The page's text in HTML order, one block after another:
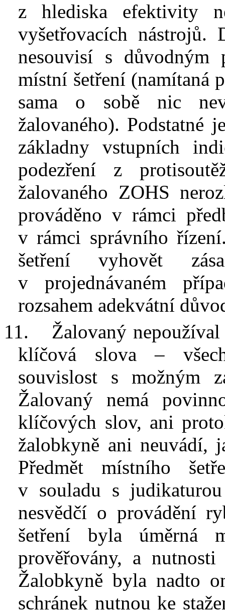
z
hlediska efektivity
vyšetřovacích nástrojů.
nesouvisí s důvodným
místní šetření (namítaná
sama o sobě nic
žalovaného). Podstatné
základny vstupních
podezření z
žalovaného ZOHS
prováděno v rámci
v rámci správního
šetření vyhovět
v
projednávaném
rozsahem adekvátní
11.
Žalovaný
klíčová slova –
souvislost s
možným
Žalovaný nemá
klíčových slov, ani
žalobkyně ani neuvádí,
Předmět místního
v souladu s
nesvědčí o provádění
šetření byla úměrná
prověřovány, a
Žalobkyně byla nadto
schránek nutnou ke